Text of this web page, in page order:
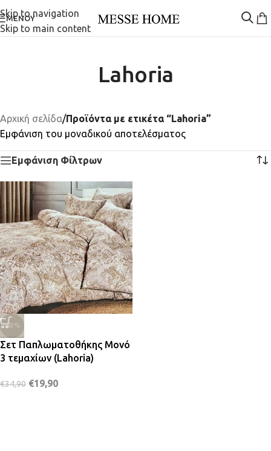
Skip to navigation
Skip to main content
ΜΕΝΟΎ
Lahoria
Αρχική σελίδα/Προϊόντα με ετικέτα “Lahoria”
Εμφάνιση του μοναδικού αποτελέσματος
Εμφάνιση Φίλτρων
-43%
Σετ Παπλωματοθήκης Μονό
3 τεμαχίων (Lahoria)
€34,90 €19,90